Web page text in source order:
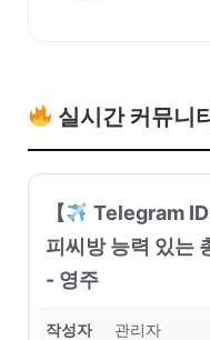
실시간 커뮤니
【
Telegram
피씨방 능력 있는
- 영주
작성자 관리자